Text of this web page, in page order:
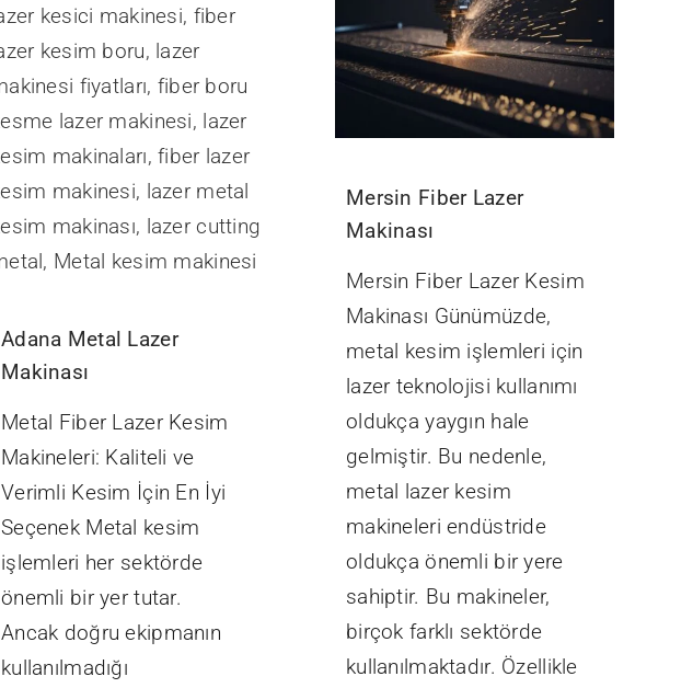
Adana Metal Lazer
Makinası
Metal Fiber Lazer Kesim
Makineleri: Kaliteli ve
Verimli Kesim İçin En İyi
Seçenek Metal kesim
işlemleri her sektörde
önemli bir yer tutar.
Ancak doğru ekipmanın
kullanılmadığı
Mersin Fiber Lazer
Makinası
Mersin Fiber Lazer Kesim
Makinası Günümüzde,
metal kesim işlemleri için
lazer teknolojisi kullanımı
oldukça yaygın hale
gelmiştir. Bu nedenle,
metal lazer kesim
makineleri endüstride
oldukça önemli bir yere
sahiptir. Bu makineler,
birçok farklı sektörde
kullanılmaktadır. Özellikle